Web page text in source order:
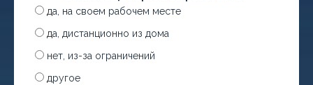
да, на своем рабочем месте
да, дистанционно из дома
нет, из-за ограничений
другое